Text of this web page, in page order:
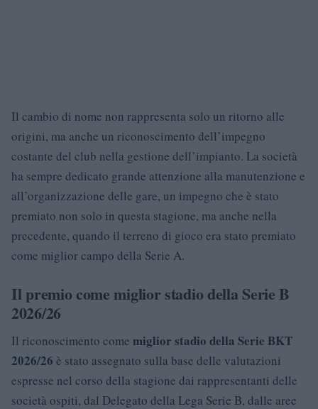
Il cambio di nome non rappresenta solo un ritorno alle
origini, ma anche un riconoscimento dell’impegno
costante del club nella gestione dell’impianto. La società
ha sempre dedicato grande attenzione alla manutenzione e
all’organizzazione delle gare, un impegno che è stato
premiato non solo in questa stagione, ma anche nella
precedente, quando il terreno di gioco era stato premiato
come miglior campo della Serie A.
Il premio come miglior stadio della Serie B
2026/26
Il riconoscimento come miglior stadio della Serie BKT
2026/26 è stato assegnato sulla base delle valutazioni
espresse nel corso della stagione dai rappresentanti delle
società ospiti, dal Delegato della Lega Serie B, dalle aree